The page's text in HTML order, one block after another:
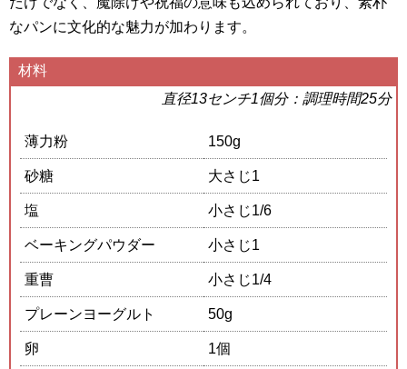
なパンに文化的な魅力が加わります。
材料
直径13センチ1個分：調理時間25分
薄力粉 150g
砂糖 大さじ1
塩 小さじ1/6
ベーキングパウダー 小さじ1
重曹 小さじ1/4
プレーンヨーグルト 50g
卵 1個